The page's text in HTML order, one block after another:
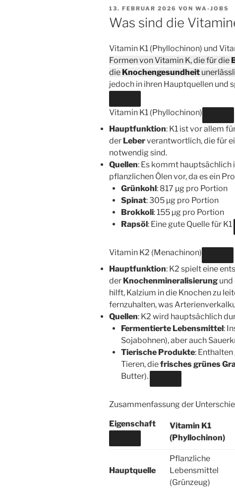
VERÖFFENTLICHT
AM
13. FEBRUAR 2026 VON WA-JOBS
Was sind die
Vitamin K1 (Phyllochinon) und
Formen von Vitamin K, die für die
die Knochengesundheit
jedoch in ihren Hauptquellen und
Vitamin K1 (Phyllochinon)
Hauptfunktion: K1 ist vor allem
der Leberverantwortlich, die für
notwendig sind.
Quellen: Es kommt hauptsächlich
pflanzlichen Ölen vor, da es ein
Grünkohl: 817 µg pro Portion
Spinat: 305 µg pro Portion
Brokkoli: 155 µg pro Portion
Rapsöl: Eine gute Quelle für K1
Vitamin K2 (Menachinon)
Hauptfunktion: K2 spielt eine
der Knochenmineralisierung und
hilft, Kalzium in die Knochen zu
fernzuhalten, was
Quellen: K2 wird hauptsächlich
Fermentierte Lebensmittel:
Sojabohnen), aber auch
Tierische Produkte:
Tieren, diefrisches grünes
Butter).
Zusammenfassung der
Eigenschaft
Vitamin K1
(Phyllochinon)
Hauptquelle
Pflanzliche
Lebensmittel
(Grünzeug)